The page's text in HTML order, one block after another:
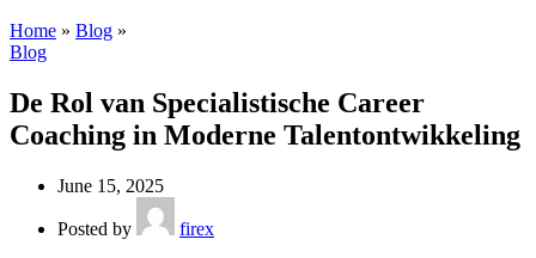
Home » Blog »
Blog
De Rol van Specialistische Career
Coaching in Moderne Talentontwikkeling
June 15, 2025
Posted by
firex